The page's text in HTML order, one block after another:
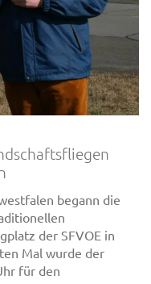
begann die
der SFVOE in
Mal wurde der
für den